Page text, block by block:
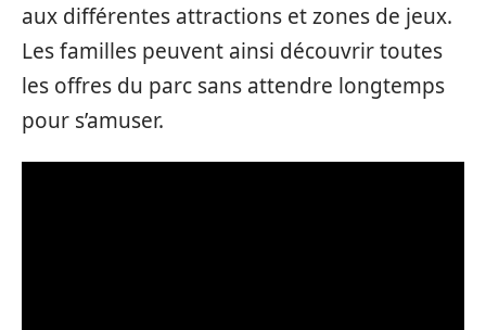
aux différentes attractions et zones de jeux.
Les familles peuvent ainsi découvrir toutes
les offres du parc sans attendre longtemps
pour s’amuser.